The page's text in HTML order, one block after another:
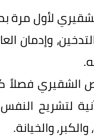
لأول
وإدمان
فصلاً
لتشريح
والخيانة.